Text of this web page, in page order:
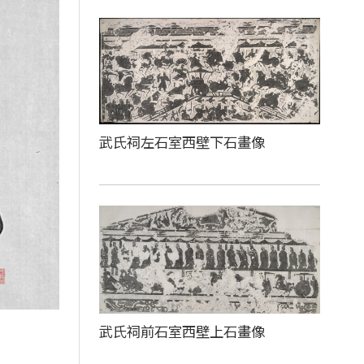
武氏祠左石室西壁下石畫像
武氏祠前石室西壁上石畫像